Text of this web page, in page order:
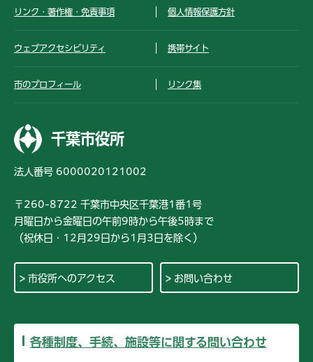
リンク・著作権・免責事項 個人情報保護方針
ウェブアクセシビリティ 携帯サイト
市のプロフィール リンク集
千葉市役所
法人番号 6000020121002
〒260-8722 千葉市中央区千葉港1番1号
月曜日から金曜日の午前9時から午後5時まで
（祝休日・12月29日から1月3日を除く）
市役所へのアクセス お問い合わせ
各種制度、手続、施設等に関する問い合わせ